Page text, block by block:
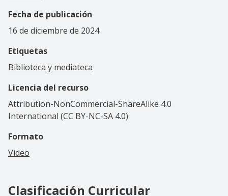
Fecha de publicación
16 de diciembre de 2024
Etiquetas
Biblioteca y mediateca
Licencia del recurso
Attribution-NonCommercial-ShareAlike 4.0
International (CC BY-NC-SA 4.0)
Formato
Video
Clasificación Curricular